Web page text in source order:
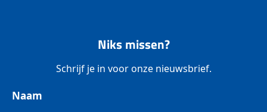
Niks missen?
Schrijf je in voor onze nieuwsbrief.
Naam